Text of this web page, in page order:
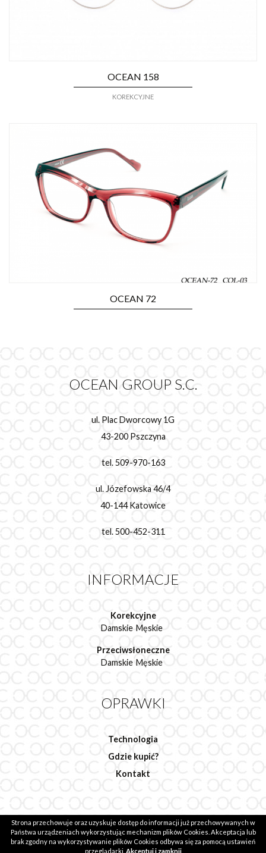
OCEAN 158
KOREKCYJNE
OCEAN 72
OCEAN GROUP S.C.
ul. Plac Dworcowy 1G
43-200 Pszczyna
tel. 509-970-163
ul. Józefowska 46/4
40-144 Katowice
tel. 500-452-311
INFORMACJE
Korekcyjne
Damskie Męskie
Przeciwsłoneczne
Damskie Męskie
OPRAWKI
Technologia
Gdzie kupić?
Kontakt
2020 © Ocean Group.Realizacja: evsmash.com
Strona przechowuje oraz uzyskuje dostęp do informacji już przechowywanych w
Państwa urządzeniach wykorzystując mechanizm plików Cookies. Akceptacja lub
brak zgodny na wykorzystywanie plików Cookies odbywa się za pomocą ustawień
przeglądarki. Akceptuj i zamknij